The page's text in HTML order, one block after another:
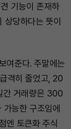
기능이 존재하
상당하다는 뜻이
여준다. 주말에는
격히 줄었고, 20
간 거래량은 300
능한 구조임에
엔 토큰화 주식